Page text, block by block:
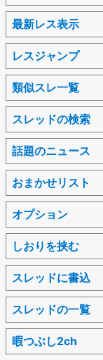
最新レス表示
レスジャンプ
類似スレ一覧
スレッドの検索
話題のニュース
おまかせリスト
オプション
しおりを挟む
スレッドに書込
スレッドの一覧
暇つぶし2ch